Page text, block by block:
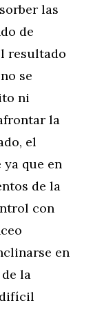
las
de
resultado
se
ni
la
el
que en
de la
con
en
la